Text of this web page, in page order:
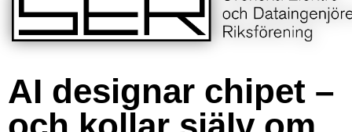
AI designar chipet –